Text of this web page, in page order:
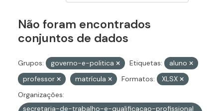
Não foram encontrados
conjuntos de dados
Grupos: governo-e-politica Etiquetas:
aluno
professor
matrícula Formatos:
XLSX
Organizações:
secretaria-de-trabalho-e-qualificacao-profissional